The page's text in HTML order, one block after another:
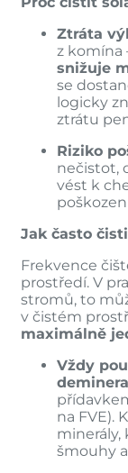
Ztráta
z komína
snižuje
se
logicky
ztrátu
Riziko
nečistot,
vést k
Jak často
Frekvence
prostředí. V
stromů, to
v čistém
maximálně
Vždy
na FVE).
šmouhy